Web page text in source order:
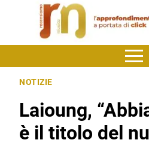
NOTIZIE
Laioung,
è il titolo del